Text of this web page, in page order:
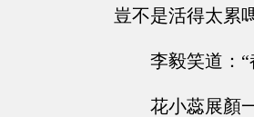
豈不是活得太累
李毅笑道：
花小蕊展顏